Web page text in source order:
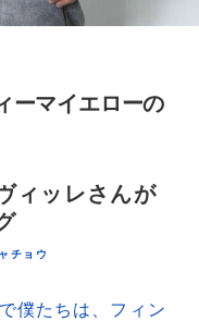
ーマイエローの
ィッレさんが
チョウ
僕たちは、フィン